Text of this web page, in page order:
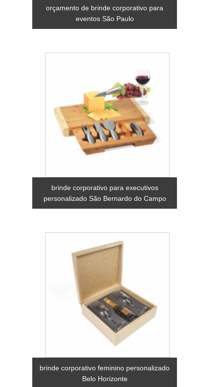
orçamento de brinde corporativo para
eventos São Paulo
brinde corporativo para executivos
personalizado São Bernardo do Campo
brinde corporativo feminino personalizado
Belo Horizonte